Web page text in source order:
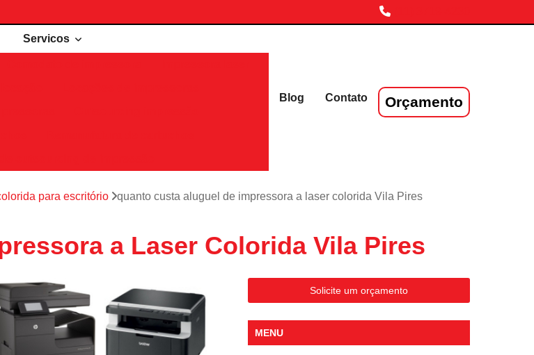
Servicos
Blog Contato Orçamento
para escritório quanto custa aluguel de impressora a laser colorida Vila Pires
a Laser Colorida Vila Pires
Solicite um orçamento
MENU